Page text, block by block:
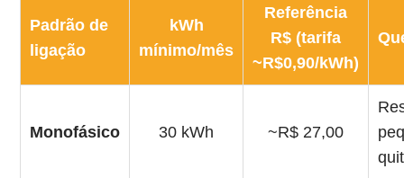
Padrão de
ligação
kWh
mínimo/mês
Referência
R$ (tarifa
~R$0,90/kWh)
Monofásico 30 kWh ~R$ 27,00